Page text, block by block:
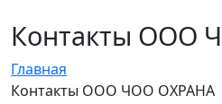
Контакты ООО
Главная
Контакты ООО ЧОО ОХРАНА